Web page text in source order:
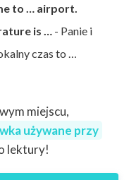
to … airport.
is … - Panie i
czas to …
miejscu,
używane przy
lektury!